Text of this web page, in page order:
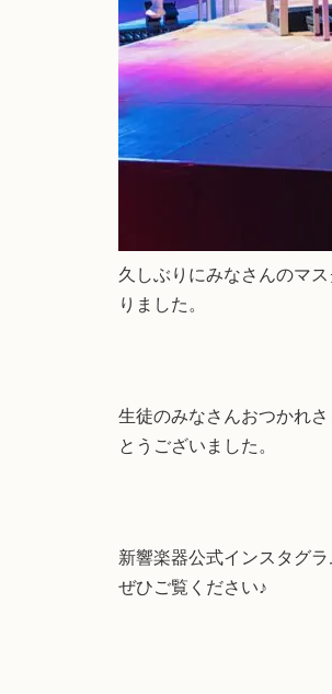
久しぶりにみなさんのマ
りました。
生徒のみなさんおつかれ
とうございました。
新響楽器公式インスタグ
ぜひご覧ください♪